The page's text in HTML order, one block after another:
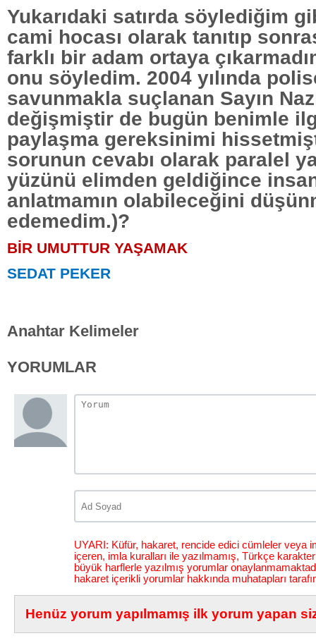
Yukarıdaki satırda söylediğim
cami hocası olarak tanıtıp
farklı bir adam ortaya
onu söyledim. 2004 yılında
savunmakla suçlanan Sayın
değişmiştir de bugün benimle
paylaşma gereksinimi
sorunun cevabı olarak paralel
yüzünü elimden geldiğince
anlatmamın olabileceğini
edemedim.)?
BİR UMUTTUR YAŞAMAK
SEDAT PEKER
Anahtar Kelimeler
YORUMLAR
UYARI: Küfür, hakaret, rencide edici cümleler veya
içeren, imla kuralları ile yazılmamış, Türkçe
büyük harflerle yazılmış yorumlar
hakaret içerikli yorumlar hakkında muhatapları
Henüz yorum yapılmamış ilk yorum yapan